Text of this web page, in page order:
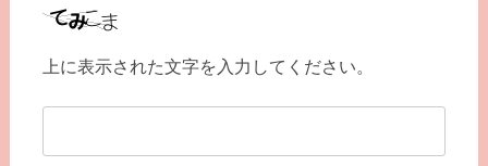
上に表示された文字を入力してください。